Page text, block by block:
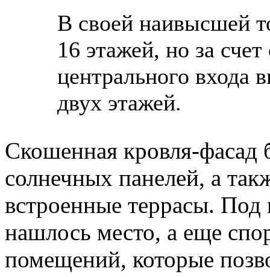
В своей наивысшей
16 этажей, но за
центрального входа
двух этажей.
Скошенная кровля-фасад
солнечных панелей, а
встроенные террасы.
нашлось место, а еще
помещений, которые